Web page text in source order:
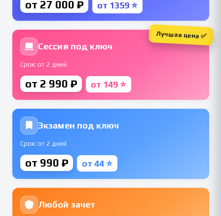
от 27 000 ₽ от 1359 ⭐
Сессия под ключ
Срок: от 2 дней
от 2 990 ₽ от 149 ⭐
Лучшая цена ✅
Экзамен под ключ
Срок: от 2 дней
от 990 ₽ от 44 ⭐
Любой зачет